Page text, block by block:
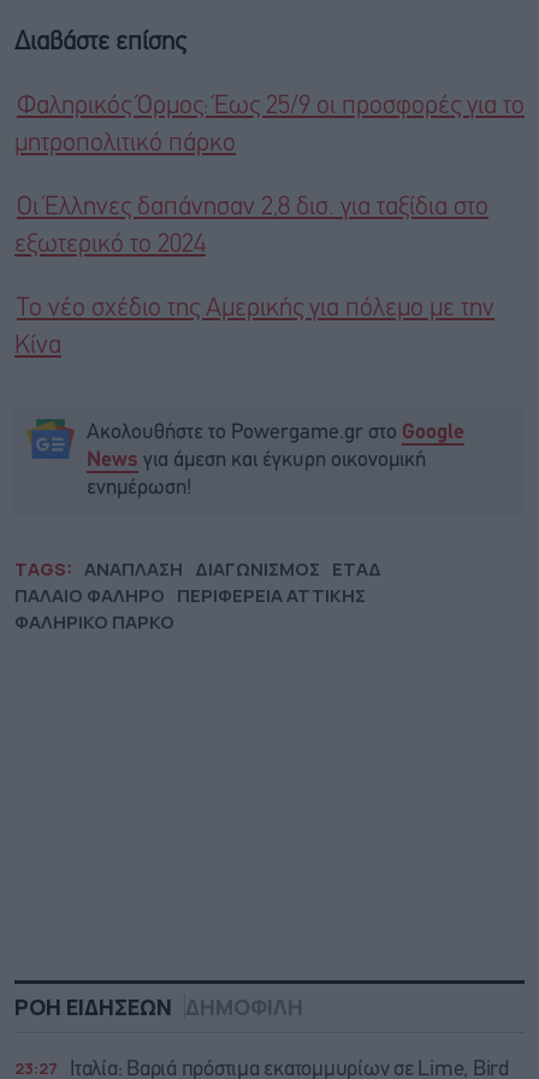
Διαβάστε επίσης
Φαληρικός Όρμος: Έως 25/9 οι προσφορές για το
μητροπολιτικό πάρκο
Οι Έλληνες δαπάνησαν 2,8 δισ. για ταξίδια στο
εξωτερικό το 2024
Το νέο σχέδιο της Αμερικής για πόλεμο με την
Κίνα
Ακολουθήστε το Powergame.gr στο Google
News για άμεση και έγκυρη οικονομική
ενημέρωση!
TAGS: ΑΝΑΠΛΑΣΗ ΔΙΑΓΩΝΙΣΜΟΣ ΕΤΑΔ
ΠΑΛΑΙΟ ΦΑΛΗΡΟ ΠΕΡΙΦΕΡΕΙΑ ΑΤΤΙΚΗΣ
ΦΑΛΗΡΙΚΟ ΠΑΡΚΟ
ΡΟΗ ΕΙΔΗΣΕΩΝ ΔΗΜΟΦΙΛΗ
23:27 Ιταλία: Βαριά πρόστιμα εκατομμυρίων σε Lime, Bird